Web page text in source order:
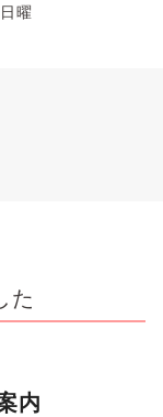
曜
た
内